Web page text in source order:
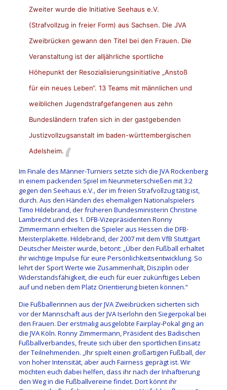
Zweiter wurde die Initiative Seehaus e.V.
(Strafvollzug in freier Form) aus Sachsen. Die JVA
Zweibrücken gewann den Titel bei den Frauen. Die
Veranstaltung ist der alljährliche sportliche
Höhepunkt der Resozialisierungsinitiative „Anstoß
für ein neues Leben“. 13 Teams mit männlichen und
weiblichen Jugendstrafgefangenen aus zehn
Bundesländern trafen sich in der gastgebenden
Justizvollzugsanstalt im baden-württembergischen
Adelsheim.
Im Finale des Männer-Turniers setzte sich die JVA Rockenberg
in einem packenden Spiel im Neunmeterschießen mit 3:2
gegen den Seehaus e.V., der im freien Strafvollzug tätig ist,
durch. Aus den Händen des ehemaligen Nationalspielers
Timo Hildebrand, der früheren Bundesministerin Christine
Lambrecht und des 1. DFB-Vizepräsidenten Ronny
Zimmermann erhielten die Spieler aus Hessen die DFB-
Meisterplakette. Hildebrand, der 2007 mit dem VfB Stuttgart
Deutscher Meister wurde, betont: „Über den Fußball erhaltet
ihr wichtige Impulse für eure Persönlichkeitsentwicklung. So
lehrt der Sport Werte wie Zusammenhalt, Disziplin oder
Widerstandsfähigkeit, die euch für euer zukünftiges Leben
auf und neben dem Platz Orientierung bieten können.“
Die Fußballerinnen aus der JVA Zweibrücken sicherten sich
vor der Mannschaft aus der JVA Iserlohn den Siegerpokal bei
den Frauen. Der erstmalig ausgelobte Fairplay-Pokal ging an
die JVA Köln. Ronny Zimmermann, Präsident des Badischen
Fußballverbandes, freute sich über den sportlichen Einsatz
der Teilnehmenden. „Ihr spielt einen großartigen Fußball, der
von hoher Intensität, aber auch Fairness geprägt ist. Wir
möchten euch dabei helfen, dass ihr nach der Inhaftierung
den Weg in die Fußballvereine findet. Dort könnt ihr